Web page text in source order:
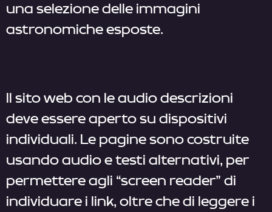
una selezione delle immagini
astronomiche esposte.
Il sito web con le audio descrizioni
deve essere aperto su dispositivi
individuali. Le pagine sono costruite
usando audio e testi alternativi, per
permettere agli “screen reader” di
individuare i link, oltre che di leggere i